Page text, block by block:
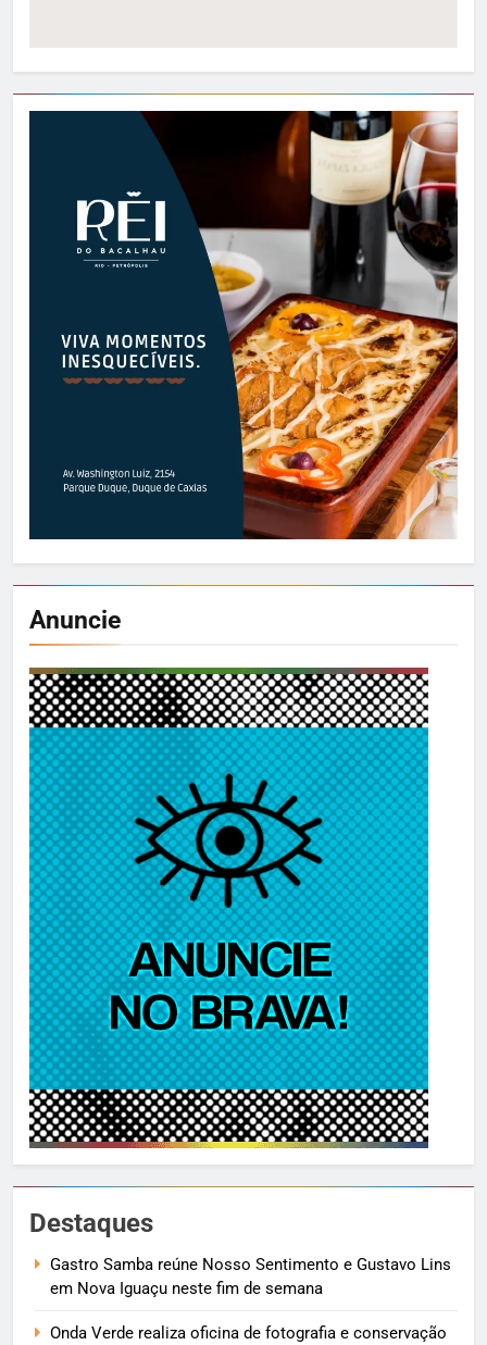
Anuncie
Destaques
Gastro Samba reúne Nosso Sentimento e Gustavo Lins
em Nova Iguaçu neste fim de semana
Onda Verde realiza oficina de fotografia e conservação